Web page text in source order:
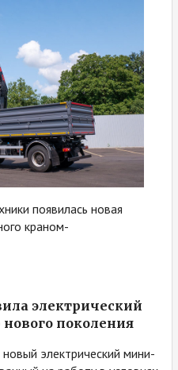
появилась новая
краном-
электрический
поколения
электрический мини-